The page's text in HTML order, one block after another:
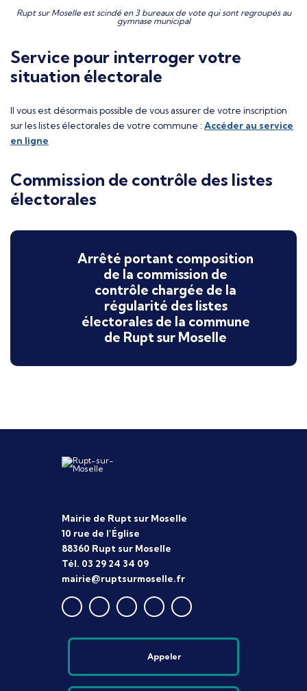
Rupt sur Moselle est scindé en 3 bureaux de vote qui sont regroupés au
gymnase municipal
Service pour interroger votre
situation électorale
Il vous est désormais possible de vous assurer de votre inscription
sur les listes électorales de votre commune : Accéder au service
en ligne
Commission de contrôle des listes
électorales
Arrêté portant composition
de la commission de
contrôle chargée de la
régularité des listes
électorales de la commune
de Rupt sur Moselle
Mairie de Rupt sur Moselle
10 rue de l’Église
88360 Rupt sur Moselle
Tél. 03 29 24 34 09
mairie@ruptsurmoselle.fr
Appeler